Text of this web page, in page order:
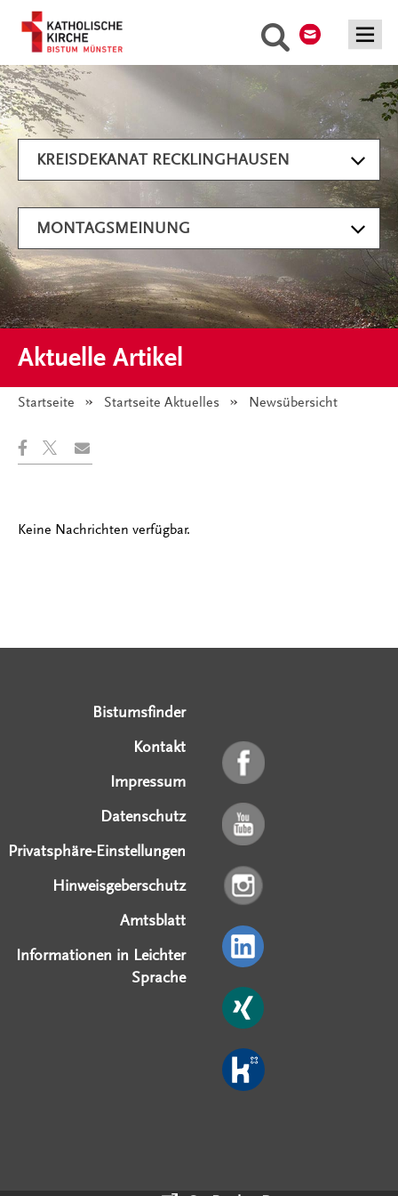
Suche
Aktuelle Artikel
Artikel filtern
KREISDEKANAT RECKLINGHAUSEN
MONTAGSMEINUNG
Startseite Startseite Aktuelles Angezeigt:
Newsübersicht
Keine Nachrichten verfügbar.
Bistumsfinder
Kontakt
Impressum
Datenschutz
Privatsphäre-Einstellungen
Hinweisgeberschutz
Amtsblatt
Informationen in Leichter
Sprache